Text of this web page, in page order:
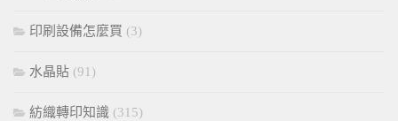
印刷設備怎麼買 (3)
水晶貼 (91)
紡織轉印知識 (315)